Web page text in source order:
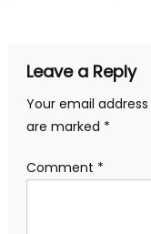
Leave a Reply
Your email
are marked *
Comment *